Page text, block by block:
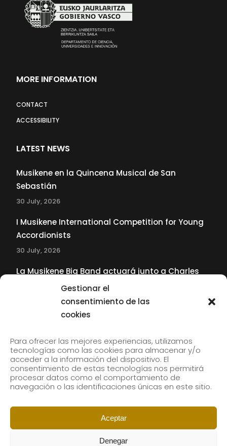
Gestionar el
consentimiento de las
cookies
Para ofrecer las mejores experiencias, utilizamos
tecnologías como las cookies para almacenar y/o
acceder a la información del dispositivo. El
consentimiento de estas tecnologías nos permitirá
procesar datos como el comportamiento de
navegación o las identificaciones únicas en este sitio.
Aceptar
Denegar
MORE INFORMATION
CONTACT
ACCESSIBILITY
LATEST NEWS
Musikene en la Quincena Musical de San
Sebastián
30 July, 2026
I Musikene International Competition for Young
Accordionists
30 July, 2026
La Musikene Big Band actuará junto a Charles
Tolliver en el 61 Jazzaldia
Subscribe to our newsletter to receive our news by
email.